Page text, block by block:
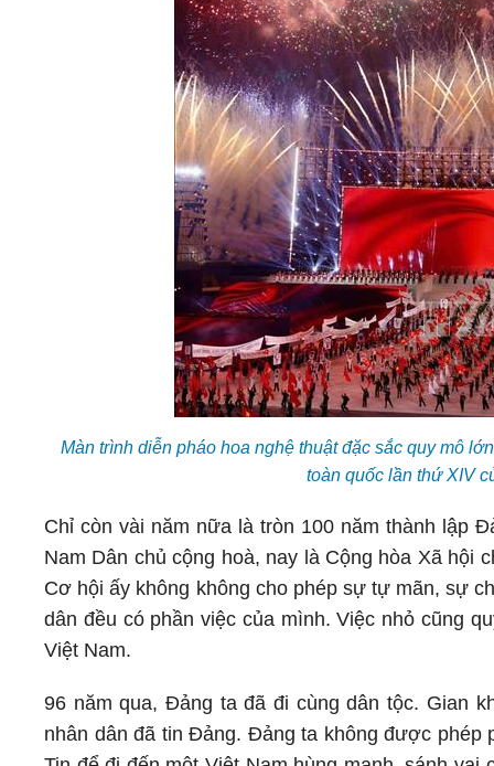
Màn trình diễn pháo hoa nghệ thuật đặc sắc quy mô
toàn quốc lần thứ XIV
Chỉ còn vài năm nữa là tròn 100 năm thành lập
Nam Dân chủ cộng hoà, nay là Cộng hòa Xã hội
Cơ hội ấy không không cho phép sự tự mãn, sự
dân đều có phần việc của mình. Việc nhỏ cũng
Việt Nam.
96 năm qua, Đảng ta đã đi cùng dân tộc. Gian
nhân dân đã tin Đảng. Đảng ta không được